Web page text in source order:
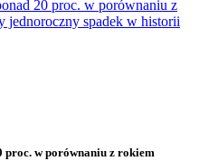
proc. w porównaniu z rokiem